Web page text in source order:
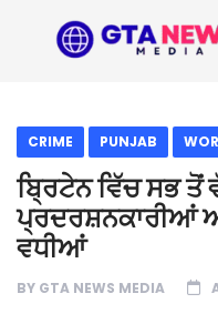
CRIME PUNJAB
ਬ੍ਰਿਟੇਨ ਵਿੱਚ ਸਭ ਤੋਂ
ਪ੍ਰਦਰਸ਼ਨਕਾਰੀਆਂ
ਵਧੀਆਂ
BY GTA NEWS MEDIA